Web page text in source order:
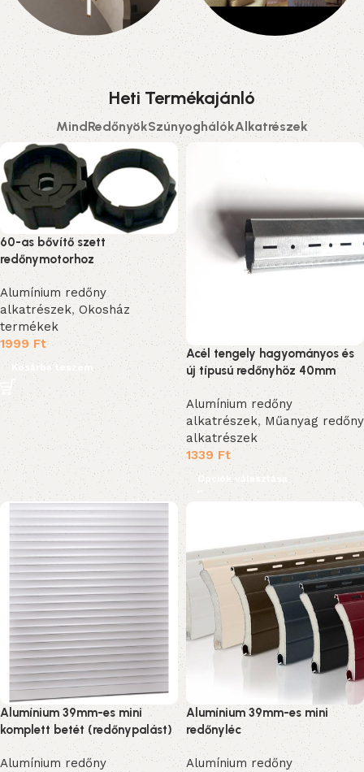
Redőnyök
2 products
Szalagfüggönyök
0 products
Heti Termékajánló
MindRedőnyökSzúnyoghálókAlkatrészek
60-as bővítő szett
redőnymotorhoz
Alumínium redőny
alkatrészek, Okosház
termékek
1999 Ft
Kosárba teszem
Acél tengely hagyományos és
új típusú redőnyhöz 40mm
Alumínium redőny
alkatrészek, Műanyag redőny
alkatrészek
1339Ft
Opciók választása
Alumínium 39mm-es mini
komplett betét (redőnypalást)
Alumínium redőny
Alumínium 39mm-es mini
redőnyléc
Alumínium redőny